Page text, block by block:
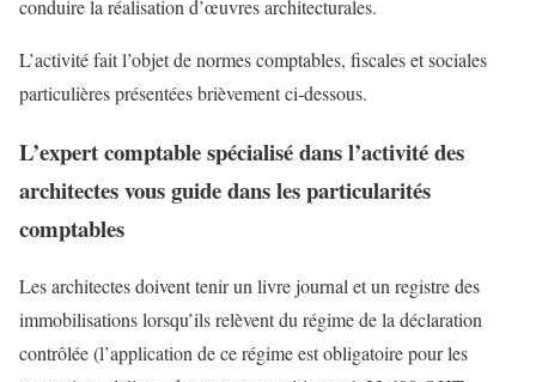
conduire la réalisation d’œuvres architecturales.
L’activité fait l’objet de normes comptables, fiscales et sociales
particulières présentées brièvement ci-dessous.
L’expert comptable spécialisé dans l’activité des
architectes vous guide dans les particularités
comptables
Les architectes doivent tenir un livre journal et un registre des
immobilisations lorsqu’ils relèvent du régime de la déclaration
contrôlée (l’application de ce régime est obligatoire pour les